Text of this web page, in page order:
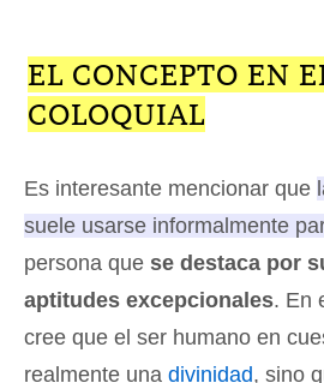
EL CONCEPTO EN
COLOQUIAL
Es interesante mencionar que
suele usarse informalmente
persona que se destaca por
aptitudes excepcionales. En
cree que el ser humano en
realmente una divinidad, sino